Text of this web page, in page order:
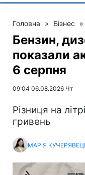
Головна » Бізнес »
Бензин,
показали
6 серпня
09:04 06.08.2026 Чт
Різниця на
гривень
МАРІЯ